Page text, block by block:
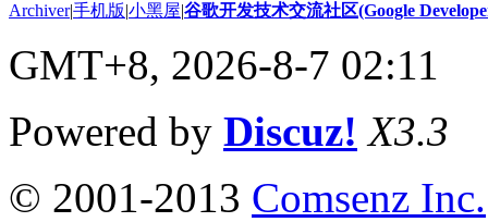
Archiver|手机版|小黑屋|谷歌开发技术交流社区(Google
GMT+8, 2026-8-7 02:11
Powered by Discuz! X3.3
© 2001-2013 Comsenz Inc.